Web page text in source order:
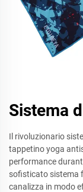
Sistema
Il rivoluzionario
tappetino yoga
performance
sofisticato sistema
canalizza in modo